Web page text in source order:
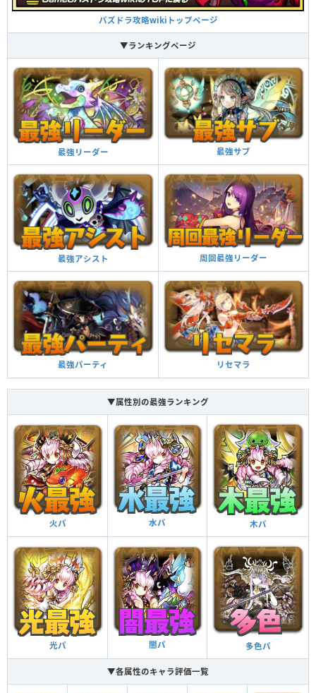
パズドラ攻略wikiトップページ
▼ランキングページ
最強リーダー 最強サブ
最強アシスト 周回最強リーダー
最強パーティ リセマラ
▼属性別の最強ランキング
火パ 水パ 木パ
光パ 闇パ 多色パ
▼各属性のキャラ評価一覧